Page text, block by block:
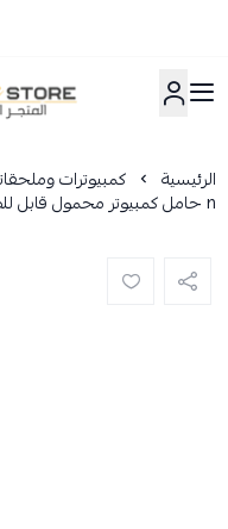
المتجر
الرئيسية كمبيوترات
n حامل كمبيوتر محمول قابل للطي بـ 7 أوضاع إمالة